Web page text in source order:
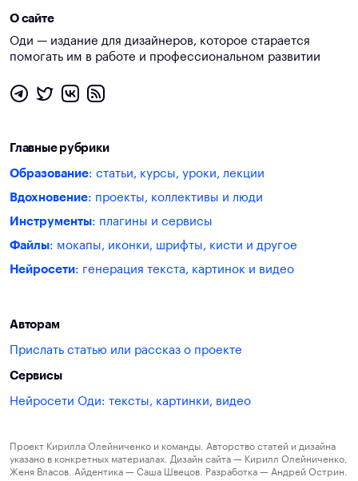
О сайте
Оди — издание для дизайнеров, которое старается
помогать им в работе и профессиональном развитии
Главные рубрики
Образование: статьи, курсы, уроки, лекции
Вдохновение: проекты, коллективы и люди
Инструменты: плагины и сервисы
Файлы: мокапы, иконки, шрифты, кисти и другое
Нейросети: генерация текста, картинок и видео
Авторам
Прислать статью или рассказ о проекте
Сервисы
Нейросети Оди: тексты, картинки, видео
Проект Кирилла Олейниченко и команды. Авторство статей и дизайна
указано в конкретных материалах. Дизайн сайта — Кирилл Олейниченко,
Женя Власов. Айдентика — Саша Швецов. Разработка — Андрей Острин.